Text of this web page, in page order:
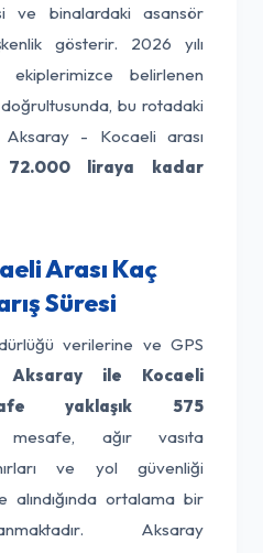
ve binalardaki asansör
gösterir. 2026 yılı
belirlenen
bu rotadaki
Aksaray - Kocaeli arası
72.000 liraya kadar
Arası Kaç
Süresi
verilerine ve GPS
Aksaray ile Kocaeli
yaklaşık 575
ağır vasıta
ve yol güvenliği
alındığında ortalama bir
Aksaray